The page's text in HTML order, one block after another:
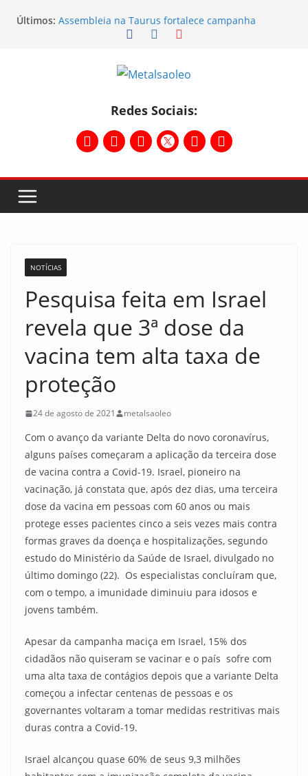
Últimos: Assembleia na Taurus fortalece campanha
salarial e mostra a força da categoria que exige
Nota de repúdio
Conselho Diretivo da CNM/CUT debate indústria e
Temporal destelha Ginásio Bigornão
Assembleia na Taurus – Campanha salarial
2026/2027
Redes Sociais:
NOTÍCIAS
Pesquisa feita em Israel
revela que 3ª dose da
vacina tem alta taxa de
proteção
24 de agosto de 2021 metalsaoleo
Com o avanço da variante Delta do novo coronavírus,
alguns países começaram a aplicação da terceira dose
de vacina contra a Covid-19. Israel, pioneiro na
vacinação, já constata que, após dez dias, uma terceira
dose da vacina em pessoas com 60 anos ou mais
protege esses pacientes cinco a seis vezes mais contra
formas graves da doença e hospitalizações, segundo
estudo do Ministério da Saúde de Israel, divulgado no
último domingo (22). Os especialistas concluíram que,
com o tempo, a imunidade diminuiu para idosos e
jovens também.
Apesar da campanha maciça em Israel, 15% dos
cidadãos não quiseram se vacinar e o país sofre com
uma alta taxa de contágios depois que a variante Delta
começou a infectar centenas de pessoas e os
governantes voltaram a tomar medidas restritivas mais
duras contra a Covid-19.
Israel alcançou quase 60% de seus 9,3 milhões